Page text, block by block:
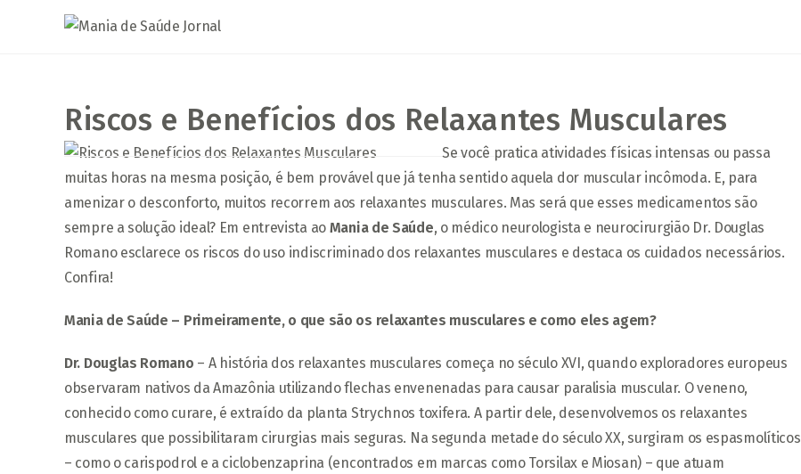
Riscos e Benefícios dos Relaxantes Musculares
Se você pratica atividades físicas intensas ou passa
muitas horas na mesma posição, é bem provável que já tenha sentido aquela dor muscular incômoda. E, para
amenizar o desconforto, muitos recorrem aos relaxantes musculares. Mas será que esses medicamentos são
sempre a solução ideal? Em entrevista ao Mania de Saúde, o médico neurologista e neurocirurgião Dr. Douglas
Romano esclarece os riscos do uso indiscriminado dos relaxantes musculares e destaca os cuidados necessários.
Confira!
Mania de Saúde – Primeiramente, o que são os relaxantes musculares e como eles agem?
Dr. Douglas Romano – A história dos relaxantes musculares começa no século XVI, quando exploradores europeus
observaram nativos da Amazônia utilizando flechas envenenadas para causar paralisia muscular. O veneno,
conhecido como curare, é extraído da planta Strychnos toxifera. A partir dele, desenvolvemos os relaxantes
musculares que possibilitaram cirurgias mais seguras. Na segunda metade do século XX, surgiram os espasmolíticos
– como o carispodrol e a ciclobenzaprina (encontrados em marcas como Torsilax e Miosan) – que atuam